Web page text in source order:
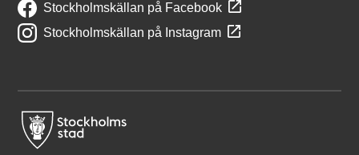
Stockholmskällan på Facebook
Stockholmskällan på Instagram